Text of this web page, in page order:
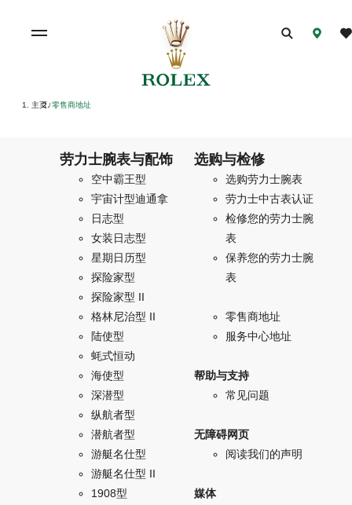
主页/ 零售商地址
劳力士腕表与配饰
空中霸王型
宇宙计型迪通拿
日志型
女装日志型
星期日历型
探险家型
探险家型 II
格林尼治型 II
陆使型
蚝式恒动
海使型
深潜型
纵航者型
潜航者型
游艇名仕型
游艇名仕型 II
1908型
选购与检修
选购劳力士腕表
劳力士中古表认证
检修您的劳力士腕
表
保养您的劳力士腕
表
零售商地址
服务中心地址
帮助与支持
常见问题
无障碍网页
阅读我们的声明
媒体